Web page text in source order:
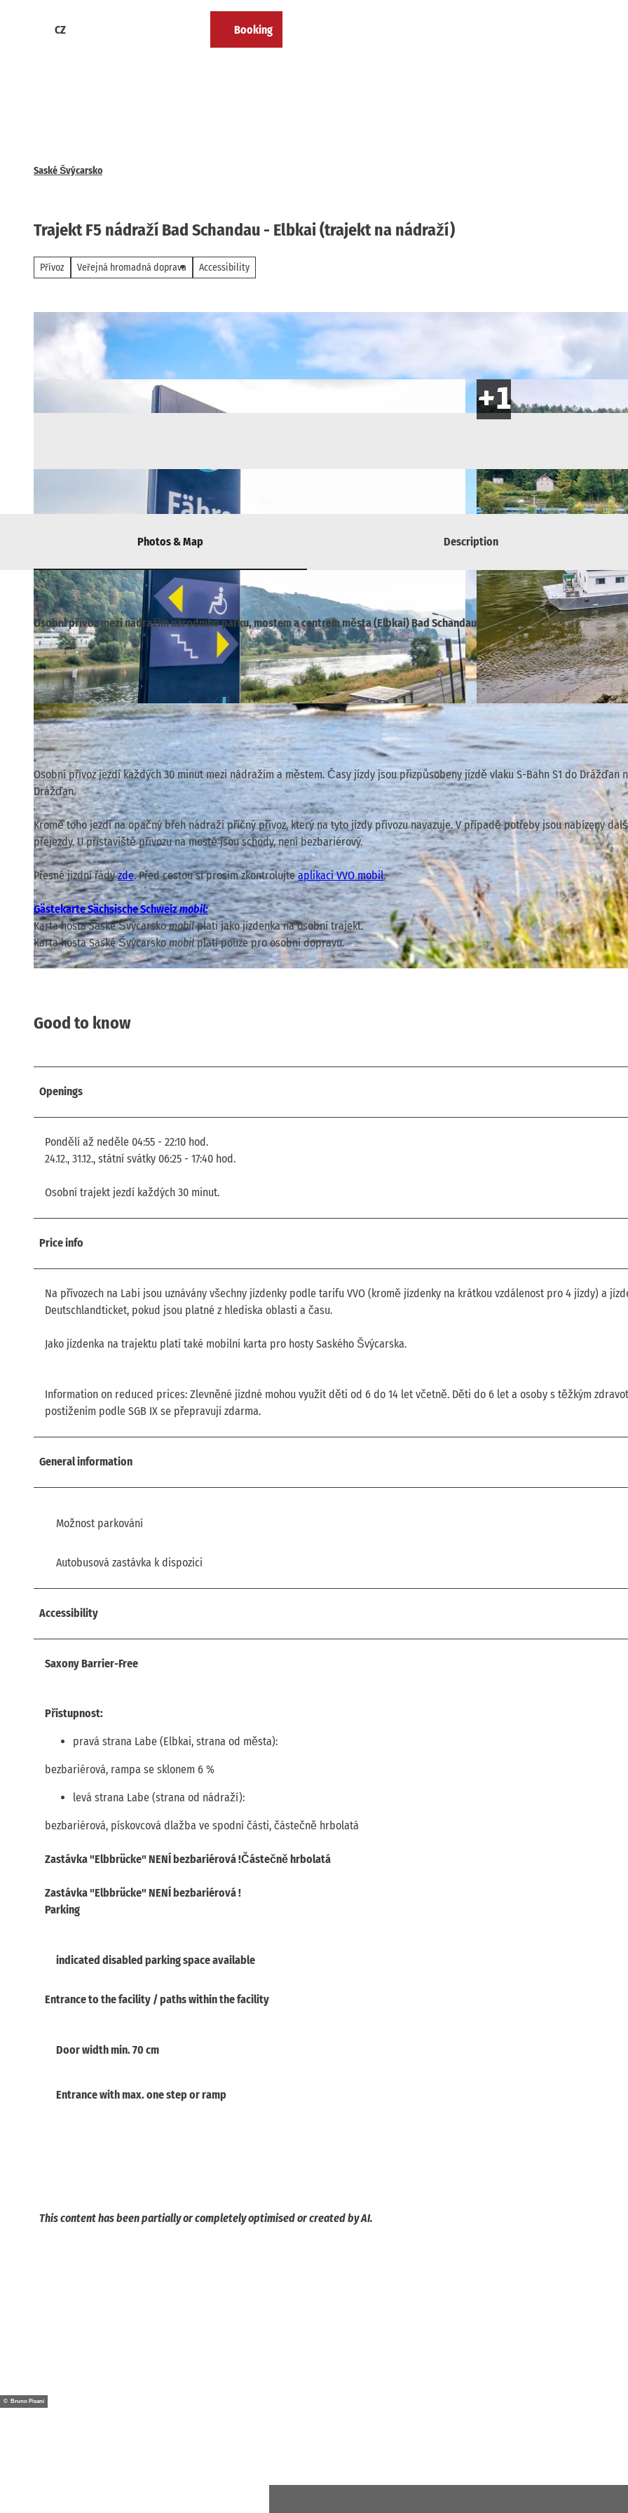
CZ Booking
Saské Švýcarsko
Trajekt F5 nádraží Bad Schandau - Elbkai (trajekt na nádraží)
Přívoz Veřejná hromadná doprava Accessibility
© viawww.saechsische-schweiz.de, Florian Trykowski |
Photos & Map Description
Osobní přívoz mezi nádražím národního parku, mostem a centrem města (Elbkai) Bad Schandau
.
Osobní přívoz jezdí každých 30 minut mezi nádražím a městem. Časy jízdy jsou přizpůsobeny jízdě vlaku S-Bahn S1 do Drážďan
Drážďan.
Kromě toho jezdí na opačný břeh nádraží příčný přívoz, který na tyto jízdy přívozu navazuje. V případě potřeby jsou nabízeny
přejezdy. U přístaviště přívozu na mostě jsou schody, není bezbariérový.
Přesné jízdní řádyzde. Před cestou si prosím zkontrolujteaplikaci VVO mobil.
Gästekarte Sächsische Schweizmobil:
Karta hosta Saské Švýcarskomobilplatí jako jízdenka na osobní trajekt.
Karta hosta Saské Švýcarskomobilplatí pouze pro osobní dopravu.
Good to know
Openings
Pondělí až neděle 04:55 - 22:10 hod.
24.12., 31.12., státní svátky 06:25 - 17:40 hod.
Osobní trajekt jezdí každých 30 minut.
Price info
Na přívozech na Labi jsou uznávány všechny jízdenky podle tarifu VVO (kromě jízdenky na krátkou vzdálenost pro 4 jízdy) a
Deutschlandticket, pokud jsou platné z hlediska oblasti a času.
Jako jízdenka na trajektu platí také mobilní karta pro hosty Saského Švýcarska.
Information on reduced prices: Zlevněné jízdné mohou využít děti od 6 do 14 let včetně. Děti do 6 let a osoby s těžkým
postižením podle SGB IX se přepravují zdarma.
General information
Možnost parkování
Autobusová zastávka k dispozici
Accessibility
Saxony Barrier-Free
Přístupnost:
pravá strana Labe (Elbkai, strana od města):
bezbariérová, rampa se sklonem 6 %
levá strana Labe (strana od nádraží):
bezbariérová, pískovcová dlažba ve spodní části, částečně hrbolatá
Zastávka "Elbbrücke" NENÍ bezbariérová !Částečně hrbolatá
Zastávka "Elbbrücke" NENÍ bezbariérová !
Parking
indicated disabled parking space available
Entrance to the facility / paths within the facility
Door width min. 70 cm
Entrance with max. one step or ramp
This content has been partially or completely optimised or created by AI.
© Bruno Pisani